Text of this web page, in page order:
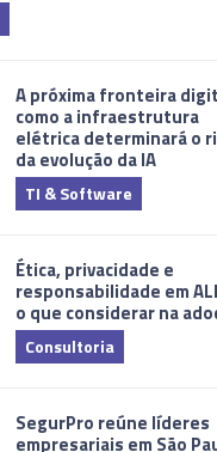
A próxima fronteira
como a infraestrutura
elétrica determinará o
da evolução da IA
TI & Software
Ética, privacidade e
responsabilidade em
o que considerar na
Consultoria
SegurPro reúne líderes
empresariais em São